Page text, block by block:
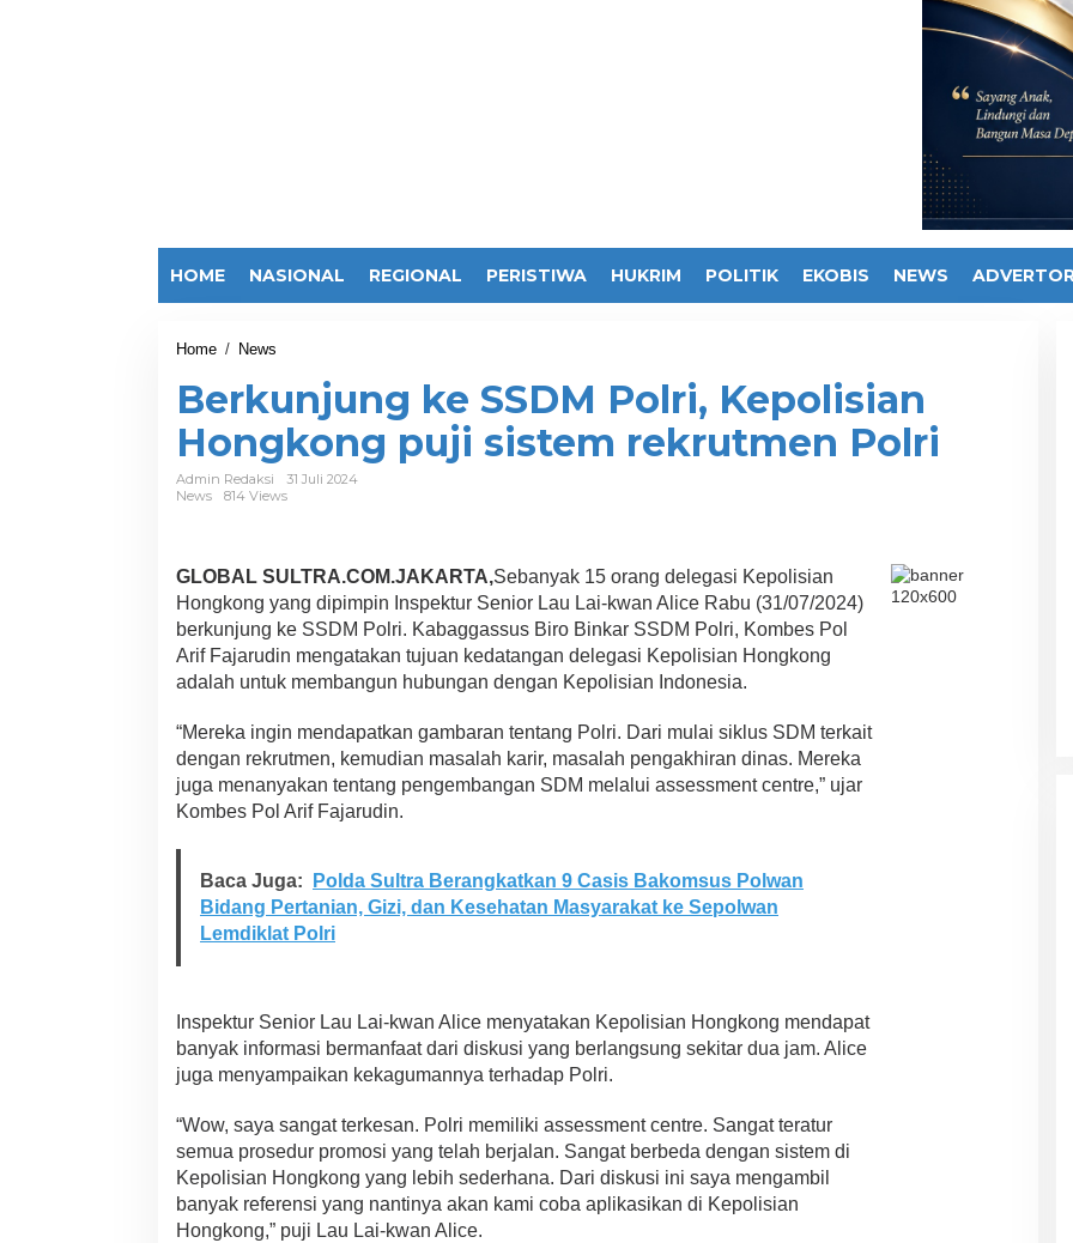
HOME NASIONAL REGIONAL PERISTIWA HUKRIM POLITIK EKOBIS NEWS
Home / News
r
k
u
n
u
e
S
S
D
M
P
l
r
i
,
K
o
l
i
n
o
n
k
o
n
g
p
u
Berkunjung ke SSDM Polri, Kepolisian
Hongkong puji sistem rekrutmen Polri
Admin Redaksi
31 Juli 2024
News
814 Views
GLOBAL SULTRA.COM.JAKARTA,Sebanyak 15 orang delegasi Kepolisian
Hongkong yang dipimpin Inspektur Senior Lau Lai-kwan Alice Rabu (31/07/2024)
berkunjung ke SSDM Polri. Kabaggassus Biro Binkar SSDM Polri, Kombes Pol
Arif Fajarudin mengatakan tujuan kedatangan delegasi Kepolisian Hongkong
adalah untuk membangun hubungan dengan Kepolisian Indonesia.
“Mereka ingin mendapatkan gambaran tentang Polri. Dari mulai siklus SDM terkait
dengan rekrutmen, kemudian masalah karir, masalah pengakhiran dinas. Mereka
juga menanyakan tentang pengembangan SDM melalui assessment centre,” ujar
Kombes Pol Arif Fajarudin.
Baca Juga:
Polda Sultra Berangkatkan 9 Casis Bakomsus Polwan
Bidang Pertanian, Gizi, dan Kesehatan Masyarakat ke Sepolwan
Lemdiklat Polri
Inspektur Senior Lau Lai-kwan Alice menyatakan Kepolisian Hongkong mendapat
banyak informasi bermanfaat dari diskusi yang berlangsung sekitar dua jam. Alice
juga menyampaikan kekagumannya terhadap Polri.
“Wow, saya sangat terkesan. Polri memiliki assessment centre. Sangat teratur
semua prosedur promosi yang telah berjalan. Sangat berbeda dengan sistem di
Kepolisian Hongkong yang lebih sederhana. Dari diskusi ini saya mengambil
banyak referensi yang nantinya akan kami coba aplikasikan di Kepolisian
Hongkong,” puji Lau Lai-kwan Alice.